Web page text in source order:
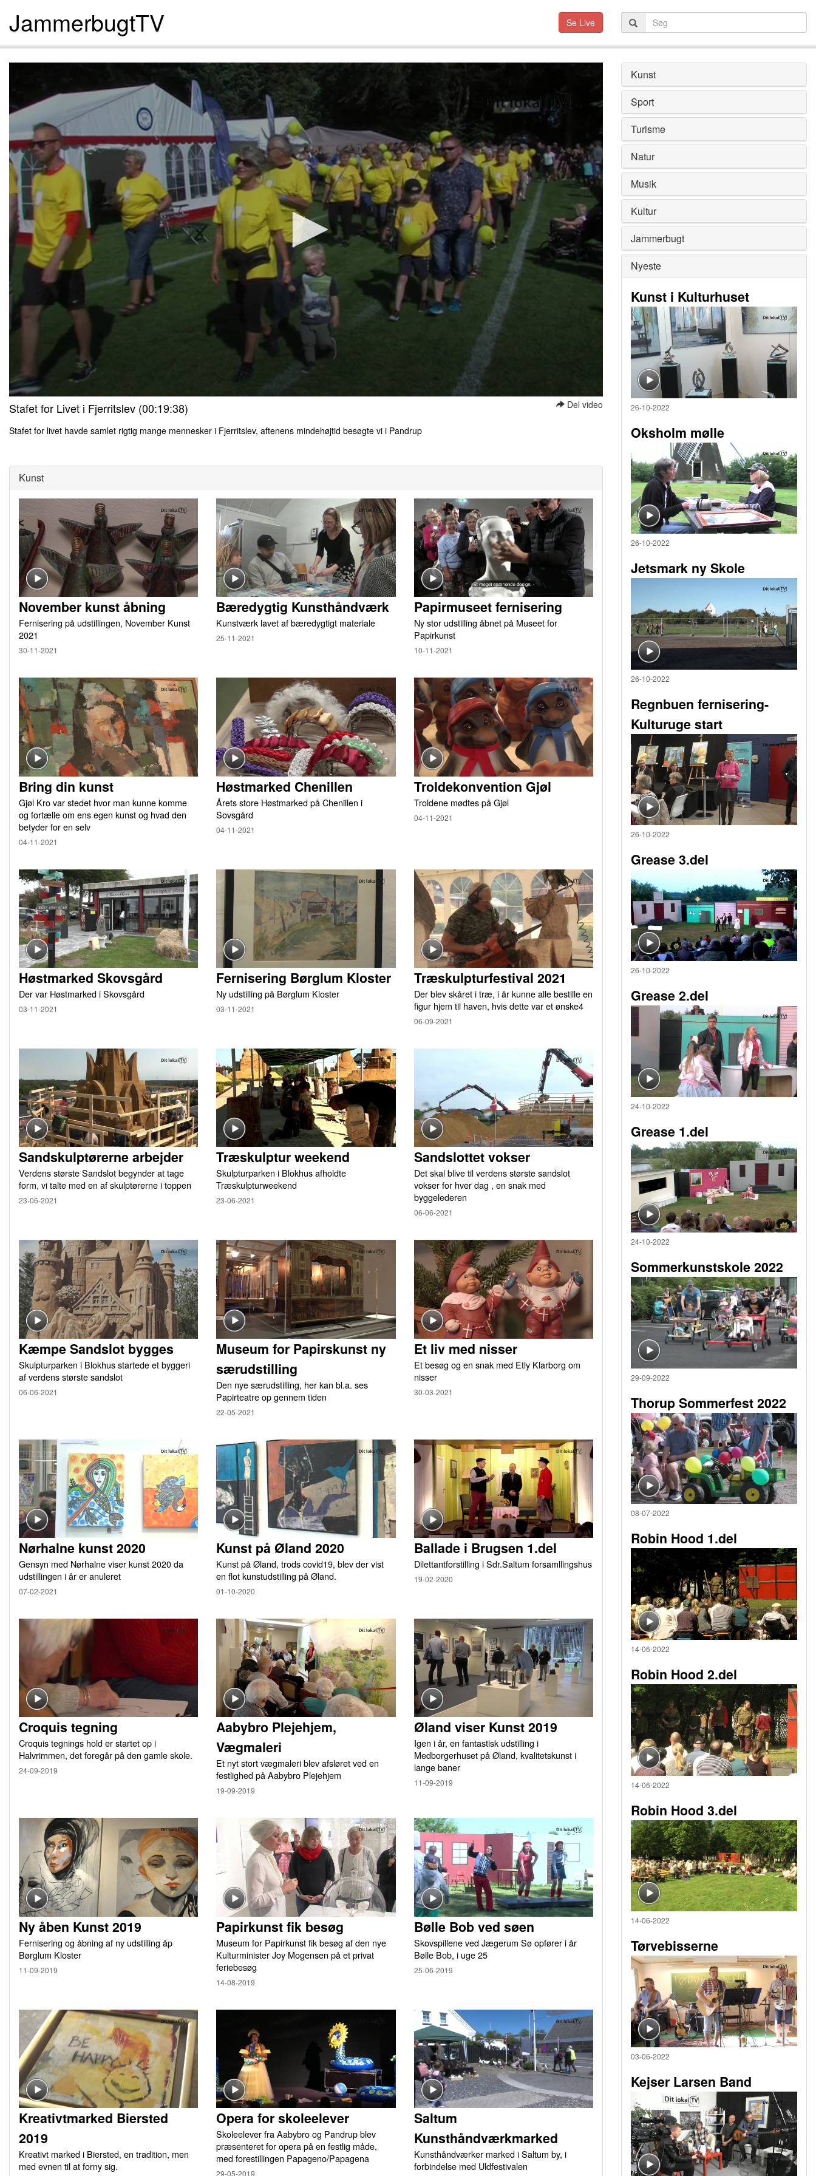
JammerbugtTV Se Live
seconds
0
Stafet for Livet i Fjerritslev (00:19:38) Del video
Stafet for livet havde samlet rigtig mange mennesker i Fjerritslev, aftenens mindehøjtid besøgte vi i Pandrup
of
seconds
Kunst
November kunst åbning
Fernisering på udstillingen, November Kunst
2021
30-11-2021
Bæredygtig Kunsthåndværk
Kunstværk lavet af bæredygtigt materiale
25-11-2021
Papirmuseet fernisering
Ny stor udstilling åbnet på Museet for
Papirkunst
10-11-2021
Bring din kunst
Gjøl Kro var stedet hvor man kunne komme
og fortælle om ens egen kunst og hvad den
betyder for en selv
04-11-2021
Høstmarked Chenillen
Årets store Høstmarked på Chenillen i
Sovsgård
04-11-2021
Troldekonvention Gjøl
Troldene mødtes på Gjøl
04-11-2021
Høstmarked Skovsgård
Der var Høstmarked i Skovsgård
03-11-2021
Fernisering Børglum Kloster
Ny udstilling på Børglum Kloster
03-11-2021
Træskulpturfestival 2021
Der blev skåret i træ, i år kunne alle bestille en
figur hjem til haven, hvis dette var et ønske4
06-09-2021
Sandskulptørerne arbejder
Verdens største Sandslot begynder at tage
form, vi talte med en af skulptørerne i toppen
23-06-2021
Træskulptur weekend
Skulpturparken i Blokhus afholdte
Træskulpturweekend
23-06-2021
Sandslottet vokser
Det skal blive til verdens største sandslot
vokser for hver dag , en snak med
byggelederen
06-06-2021
Kæmpe Sandslot bygges
Skulpturparken i Blokhus startede et byggeri
af verdens største sandslot
06-06-2021
Museum for Papirskunst ny
særudstilling
Den nye særudstilling, her kan bl.a. ses
Papirteatre op gennem tiden
22-05-2021
Et liv med nisser
Et besøg og en snak med Etly Klarborg om
nisser
30-03-2021
Nørhalne kunst 2020
Gensyn med Nørhalne viser kunst 2020 da
udstillingen i år er anuleret
07-02-2021
Kunst på Øland 2020
Kunst på Øland, trods covid19, blev der vist
en flot kunstudstilling på Øland.
01-10-2020
Ballade i Brugsen 1.del
Dilettantforstilling i Sdr.Saltum forsamllingshus
19-02-2020
Croquis tegning
Croquis tegnings hold er startet op i
Halvrimmen, det foregår på den gamle skole.
24-09-2019
Aabybro Plejehjem,
Vægmaleri
Et nyt stort vægmaleri blev afsløret ved en
festlighed på Aabybro Plejehjem
19-09-2019
Øland viser Kunst 2019
Igen i år, en fantastisk udstilling i
Medborgerhuset på Øland, kvalitetskunst i
lange baner
11-09-2019
Ny åben Kunst 2019
Fernisering og åbning af ny udstilling åp
Børglum Kloster
11-09-2019
Papirkunst fik besøg
Museum for Papirkunst fik besøg af den nye
Kulturminister Joy Mogensen på et privat
feriebesøg
14-08-2019
Bølle Bob ved søen
Skovspillene ved Jægerum Sø opfører i år
Bølle Bob, i uge 25
25-06-2019
Kreativtmarked Biersted
2019
Kreativt marked i Biersted, en tradition, men
med evnen til at forny sig.
Opera for skoleelever
Skoleelever fra Aabybro og Pandrup blev
præsenteret for opera på en festlig måde,
med forestillingen Papageno/Papagena
29-05-2019
Saltum
Kunsthåndværkmarked
Kunsthåndværker marked i Saltum by, i
forbindelse med Uldfestivalen
Kunst
Sport
Turisme
Natur
Musik
Kultur
Jammerbugt
Nyeste
Kunst i Kulturhuset
26-10-2022
Oksholm mølle
26-10-2022
Jetsmark ny Skole
26-10-2022
Regnbuen fernisering-
Kulturuge start
26-10-2022
Grease 3.del
26-10-2022
Grease 2.del
24-10-2022
Grease 1.del
24-10-2022
Sommerkunstskole 2022
29-09-2022
Thorup Sommerfest 2022
08-07-2022
Robin Hood 1.del
14-06-2022
Robin Hood 2.del
14-06-2022
Robin Hood 3.del
14-06-2022
Tørvebisserne
03-06-2022
Kejser Larsen Band